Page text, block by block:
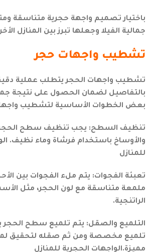
باختيار تصميم واجهة حجرية متناسقة
جمالية الفيلا وجعلها تبرز بين المنازل
تشطيب واجهات حجر
تشطيب واجهات الحجر يتطلب عملية
بالتفاصيل لضمان الحصول على نتيجة
بعض الخطوات الأساسية لتشطيب
تنظيف السطح: يجب تنظيف سطح الحجر
والأوساخ باستخدام فرشاة وماء نظيف.
للمنازل
تعبئة الفجوات: يتم ملء الفجوات بين
ملمعة متناسقة مع لون الحجر، مثل
الراتنجية.
التلميع والصقل: يتم تلميع سطح الحجر
تلميع مخصصة ومن ثم صقله لتحقيق
مميزة.الواجهات الحجرية للمنازل